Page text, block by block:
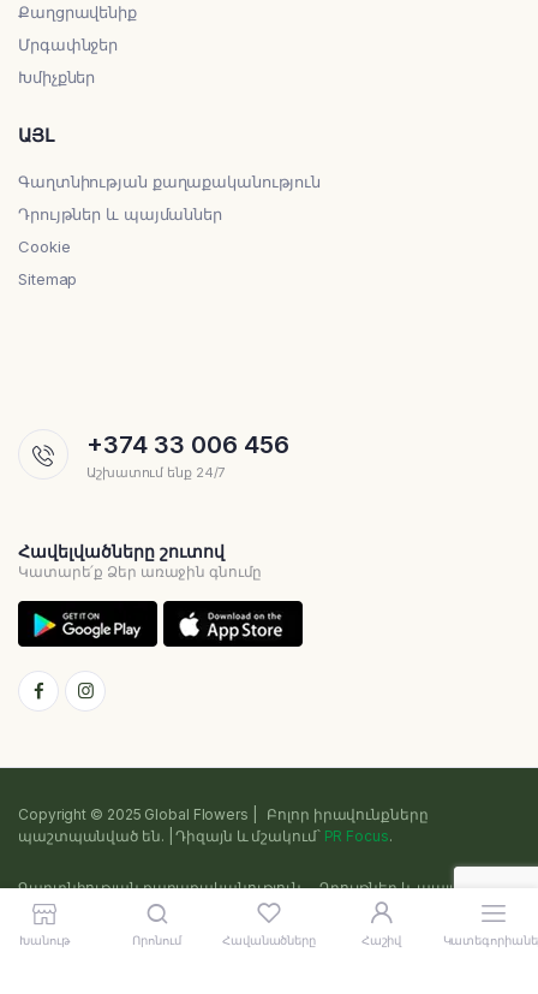
Խանութ Որոնում Հավանածները Հաշիվ
Քաղցրավենիք
Մրգափնջեր
Խմիչքներ
ԱՅԼ
Գաղտնիության քաղաքականություն
Դրույթներ և պայմաններ
Cookie
Sitemap
+374 33 006 456
Աշխատում ենք 24/7
Հավելվածները շուտով
Կատարե՛ք Ձեր առաջին գնումը
Copyright © 2025 Global Flowers | Բոլոր իրավունքները
պաշտպանված են. | Դիզայն և մշակում՝ PR Focus.
Գաղտնիության քաղաքականություն
Դրույթներ և պայմաններ
Cookie
Sitemap